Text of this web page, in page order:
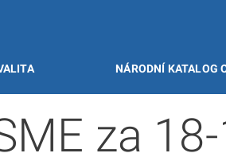
NÁRODNÍ KATALOG
za